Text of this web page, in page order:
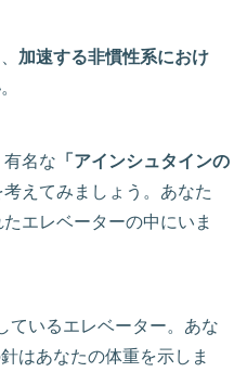
加速する非慣性系におけ
。
名な 「アインシュタインの
えてみましょう。あなた
エレベーターの中にいま
ているエレベーター。あな
はあなたの体重を示しま